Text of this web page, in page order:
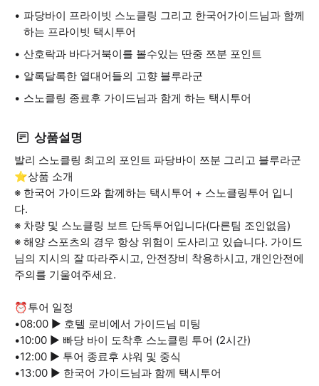
파당바이 프라이빗 스노클링 그리고 한국어가이드님과 함께
하는 프라이빗 택시투어
산호락과 바다거북이를 볼수있는 딴중 쯔분 포인트
알록달록한 열대어들의 고향 블루라군
스노클링 종료후 가이드님과 함게 하는 택시투어
상품설명
발리 스노클링 최고의 포인트 파당바이 쯔분 그리고 블루라군
⭐️상품 소개
※ 한국어 가이드와 함께하는 택시투어 + 스노클링투어 입니
다.
※ 차량 및 스노클링 보트 단독투어입니다(다른팀 조인없음)
※ 해양 스포츠의 경우 항상 위험이 도사리고 있습니다. 가이드
님의 지시의 잘 따라주시고, 안전장비 착용하시고, 개인안전에
주의를 기울여주세요.
⏰투어 일정
•08:00 ▶ 호텔 로비에서 가이드님 미팅
•10:00 ▶ 빠당 바이 도착후 스노클링 투어 (2시간)
•12:00 ▶ 투어 종료후 샤워 및 중식
•13:00 ▶ 한국어 가이드님과 함께 택시투어